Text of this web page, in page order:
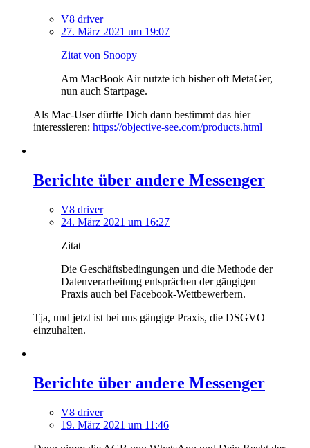
V8 driver
27. März 2021 um 19:07
Zitat von Snoopy
Am MacBook Air nutzte ich bisher oft MetaGer,
nun auch Startpage.
Als Mac-User dürfte Dich dann bestimmt das hier
interessieren: https://objective-see.com/products.html
Berichte über andere Messenger
V8 driver
24. März 2021 um 16:27
Zitat
Die Geschäftsbedingungen und die Methode der
Datenverarbeitung entsprächen der gängigen
Praxis auch bei Facebook-Wettbewerbern.
Tja, und jetzt ist bei uns gängige Praxis, die DSGVO
einzuhalten.
Berichte über andere Messenger
V8 driver
19. März 2021 um 11:46